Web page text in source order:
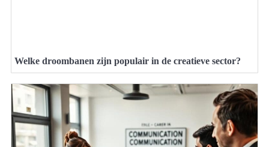
Welke droombanen zijn populair in de creatieve sector?